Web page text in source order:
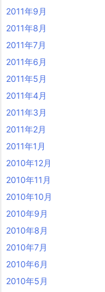
2011年9月
2011年8月
2011年7月
2011年6月
2011年5月
2011年4月
2011年3月
2011年2月
2011年1月
2010年12月
2010年11月
2010年10月
2010年9月
2010年8月
2010年7月
2010年6月
2010年5月